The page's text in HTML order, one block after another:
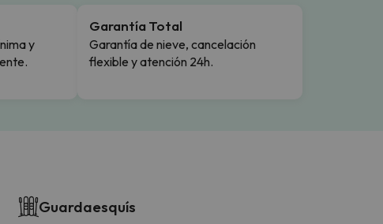
y
Garantía Total
Garantía de nieve, cancelación
flexible y atención 24h.
Guardaesquís